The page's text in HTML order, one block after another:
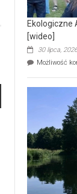
Ekologiczne
[wideo]
30 lipca, 2026
Możliwość